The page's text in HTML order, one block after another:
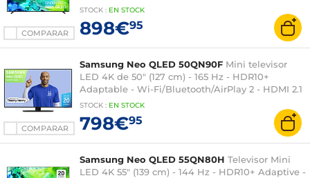
COMPARAR
FreeSync Premium Pro - Sonido 30W - Dolby
STOCK : EN STOCK
898€95
COMPARAR
Samsung Neo QLED 50QN90F Mini televisor
LED 4K de 50" (127 cm) - 165 Hz - HDR10+
Adaptable - Wi-Fi/Bluetooth/AirPlay 2 - HDMI 2.1
/ ALLM / FreeSync - Sonido 2.0 40W - Dolby
STOCK : EN STOCK
798€95
Samsung Neo QLED 55QN80H Televisor Mini
LED 4K 55" (139 cm) - 144 Hz - HDR10+ Adaptive -